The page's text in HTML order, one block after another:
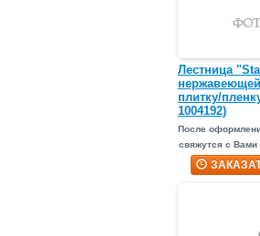
Лестница
нержавеющей
плитку/
1004192)
После
свяжутся с Вами